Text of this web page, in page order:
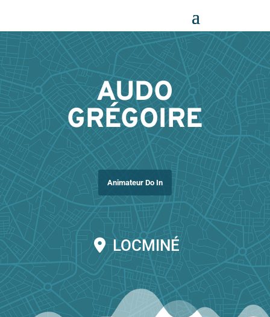
AUDO
GRÉGOIRE
Animateur Do In
LOCMINÉ